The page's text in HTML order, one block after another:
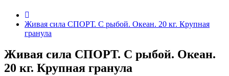
Живая сила СПОРТ. С рыбой. Океан. 20 кг. Крупная
гранула
Живая сила СПОРТ. С рыбой. Океан.
20 кг. Крупная гранула